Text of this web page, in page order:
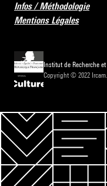
Infos / Méthodologie
Mentions Légales
Institut de Recherche
Copyright © 2022